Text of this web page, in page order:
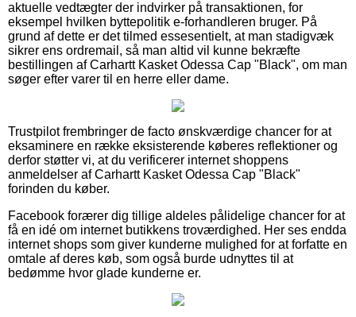
aktuelle vedtægter der indvirker på transaktionen, for
eksempel hvilken byttepolitik e-forhandleren bruger. På
grund af dette er det tilmed essesentielt, at man stadigvæk
sikrer ens ordremail, så man altid vil kunne bekræfte
bestillingen af Carhartt Kasket Odessa Cap "Black", om man
søger efter varer til en herre eller dame.
Trustpilot frembringer de facto ønskværdige chancer for at
eksaminere en række eksisterende køberes reflektioner og
derfor støtter vi, at du verificerer internet shoppens
anmeldelser af Carhartt Kasket Odessa Cap "Black"
forinden du køber.
Facebook forærer dig tillige aldeles pålidelige chancer for at
få en idé om internet butikkens troværdighed. Her ses endda
internet shops som giver kunderne mulighed for at forfatte en
omtale af deres køb, som også burde udnyttes til at
bedømme hvor glade kunderne er.